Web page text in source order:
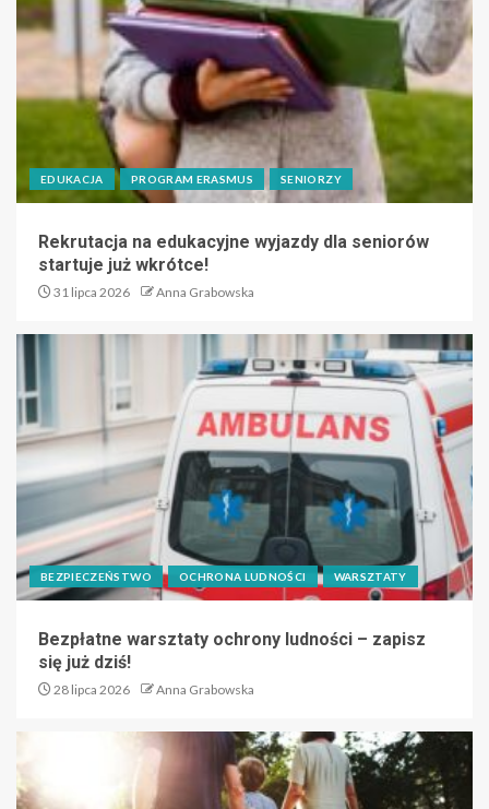
EDUKACJA PROGRAM ERASMUS SENIORZY
Rekrutacja na edukacyjne wyjazdy dla seniorów
startuje już wkrótce!
31 lipca 2026 Anna Grabowska
BEZPIECZEŃSTWO OCHRONA LUDNOŚCI WARSZTATY
Bezpłatne warsztaty ochrony ludności – zapisz
się już dziś!
28 lipca 2026 Anna Grabowska